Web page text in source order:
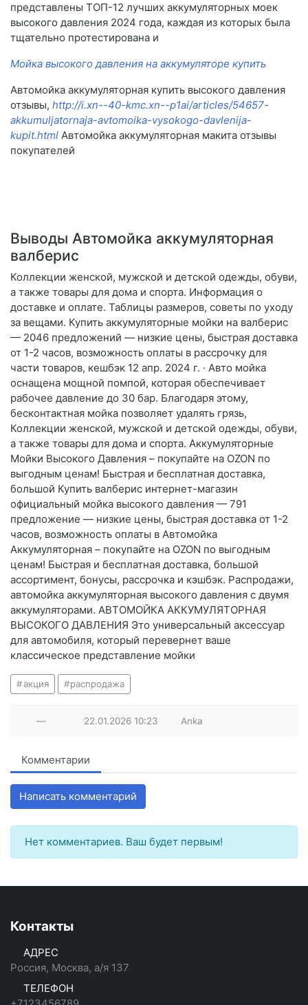
представлены ТОП-12 лучших аккумуляторных моек
высокого давления 2024 года, каждая из которых была
тщательно протестирована и
Мойка высокого давления на аккумуляторе купить
Автомойка аккумуляторная купить высокого давления
отзывы, http://i.xn--40-kmc.xn--p1ai/articles/54657-
akkumuljatornaja-avtomoika-vysokogo-davlenija-
kupit.html Автомойка аккумуляторная макита отзывы
покупателей
Выводы Автомойка аккумуляторная
валберис
Коллекции женской, мужской и детской одежды, обуви,
а также товары для дома и спорта. Информация о
доставке и оплате. Таблицы размеров, советы по уходу
за вещами. Купить аккумуляторные мойки на валберис
— 2046 предложений — низкие цены, быстрая доставка
от 1-2 часов, возможность оплаты в рассрочку для
части товаров, кешбэк 12 апр. 2024 г. · Авто мойка
оснащена мощной помпой, которая обеспечивает
рабочее давление до 30 бар. Благодаря этому,
бесконтактная мойка позволяет удалять грязь,
Коллекции женской, мужской и детской одежды, обуви,
а также товары для дома и спорта. Аккумуляторные
Мойки Высокого Давления – покупайте на OZON по
выгодным ценам! Быстрая и бесплатная доставка,
большой Купить валберис интернет-магазин
официальный мойка высокого давления — 791
предложение — низкие цены, быстрая доставка от 1-2
часов, возможность оплаты в Автомойка
Аккумуляторная – покупайте на OZON по выгодным
ценам! Быстрая и бесплатная доставка, большой
ассортимент, бонусы, рассрочка и кэшбэк. Распродажи,
автомойка аккумуляторная высокого давления с двумя
аккумуляторами. АВТОМОЙКА АККУМУЛЯТОРНАЯ
ВЫСОКОГО ДАВЛЕНИЯ Это универсальный аксессуар
для автомобиля, который перевернет ваше
классическое представление мойки
акция распродажа
— 22.01.2026 10:23 Anka
Комментарии
Написать комментарий
Нет комментариев. Ваш будет первым!
Контакты
АДРЕС
Россия, Москва, а/я 137
ТЕЛЕФОН